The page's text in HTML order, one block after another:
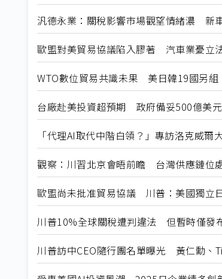
汎德永業：關稅影響市場觀望情緒濃 新
歐盟對美貿易協議陷入膠著 汽車業憂立
WTO數位貿易共識未果 美日韓19國另組
台廠赴美投資超預期 政府備妥500億美
「代理AI取代中階白領？」專訪洛克威
觀察：川習北京會晤前瞻 台灣供應鏈位
歐盟尚未批准貿易協議 川普：美國獨立
川普10%全球關稅遭判違法 但暫時僅發
川普訪中CEO隨行團名單曝光 黃仁勳、